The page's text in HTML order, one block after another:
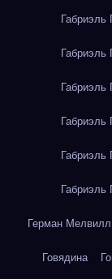
Герман
Говядина